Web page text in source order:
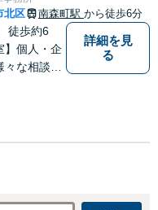
北区 南森町駅 から徒歩6分
徒歩約6
】個人・企
な相談を
詳細を見
る